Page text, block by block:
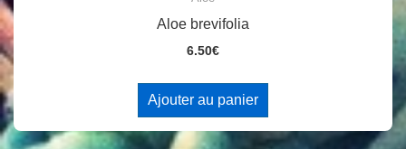
Aloe brevifolia
6.50€
Ajouter au panier